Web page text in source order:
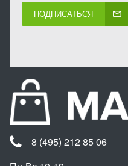
ПОДПИСАТЬСЯ
8 (495) 212 85 06